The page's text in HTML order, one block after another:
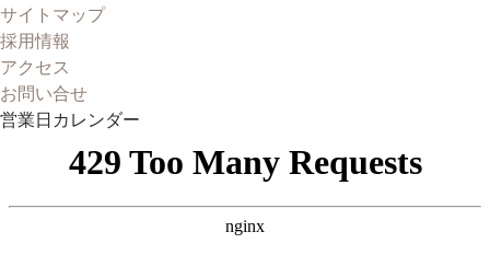
サイトマップ
採用情報
アクセス
お問い合せ
営業日カレンダー